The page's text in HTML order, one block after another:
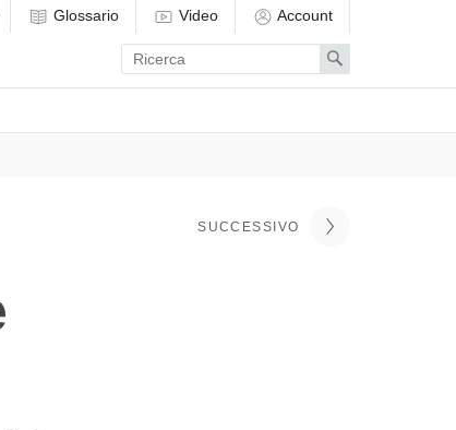
Glossario Video Account
Enter
search
term
Search
SUCCESSIVO